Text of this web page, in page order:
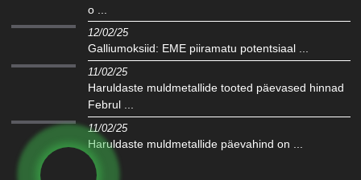
o ...
12/02/25
Galliumoksiid: EME piiramatu potentsiaal ...
11/02/25
Haruldaste muldmetallide tooted päevased hinnad
Februl ...
11/02/25
Haruldaste muldmetallide päevahind on ...